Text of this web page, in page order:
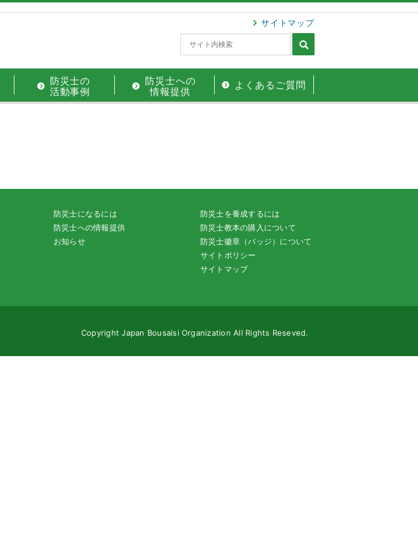
サイトマップ
防災士の
活動事例
防災士への
情報提供
よくあるご質問
防災士になるには
防災士への情報提供
お知らせ
防災士を養成するには
防災士教本の購入について
防災士徽章（バッジ）について
サイトポリシー
サイトマップ
Copyright Japan Bousaisi Organization All Rights Reseved.